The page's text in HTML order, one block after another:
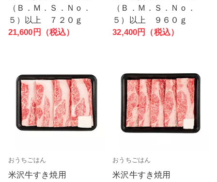
（Ｂ．Ｍ．Ｓ．Ｎｏ．
５）以上 ７２０ｇ
21,600円（税込）
（Ｂ．Ｍ．Ｓ．Ｎｏ．
５）以上 ９６０ｇ
32,400円（税込）
おうちごはん
米沢牛すき焼用
おうちごはん
米沢牛すき焼用